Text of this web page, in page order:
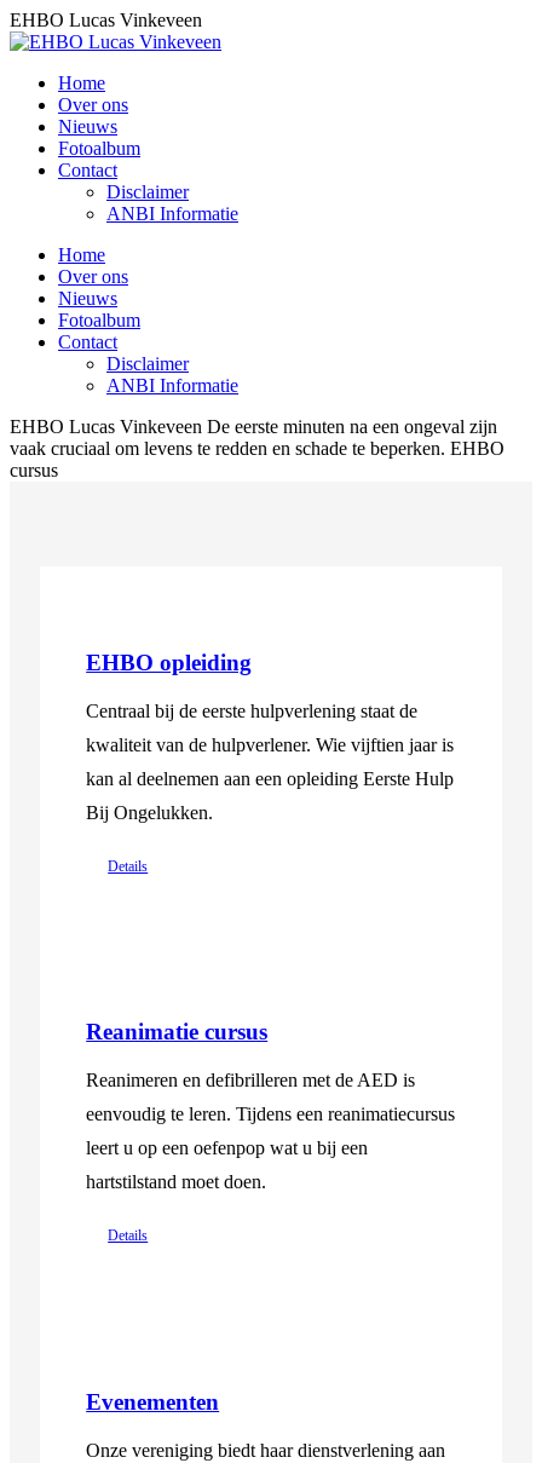
Skip
to
EHBO Lucas Vinkeveen
Home
Over ons
Nieuws
Fotoalbum
Contact
Disclaimer
ANBI Informatie
Home
Over ons
Nieuws
Fotoalbum
Contact
Disclaimer
ANBI Informatie
EHBO Lucas Vinkeveen De eerste minuten na een ongeval zijn
vaak cruciaal om levens te redden en schade te beperken. EHBO
cursus
EHBO opleiding
Centraal bij de eerste hulpverlening staat de
kwaliteit van de hulpverlener. Wie vijftien jaar is
kan al deelnemen aan een opleiding Eerste Hulp
Bij Ongelukken.
Details
Reanimatie cursus
Reanimeren en defibrilleren met de AED is
eenvoudig te leren. Tijdens een reanimatiecursus
leert u op een oefenpop wat u bij een
hartstilstand moet doen.
Details
Evenementen
Onze vereniging biedt haar dienstverlening aan